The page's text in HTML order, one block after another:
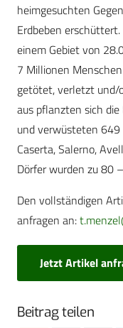
heimgesuchten
Erdbeben
einem Gebiet von
7 Millionen
getötet, verletzt und/
aus pflanzten sich
und verwüsteten 649
Caserta, Salerno,
Dörfer wurden zu 80
Den vollständigen
anfragen an:
Jetzt Artikel
Beitrag teilen